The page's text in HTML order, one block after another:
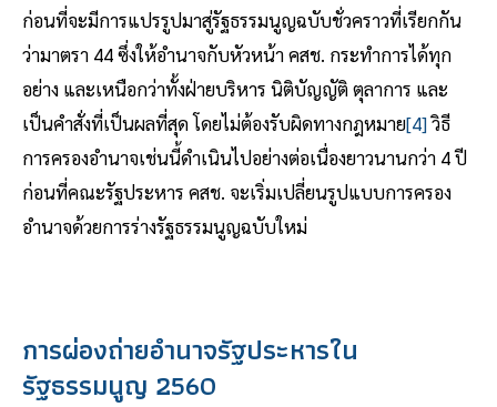
ก่อนที่จะมีการแปรรูปมาสู่รัฐธรรมนูญฉบับชั่วคราวที่เรียกกัน
ว่ามาตรา 44 ซึ่งให้อำนาจกับหัวหน้า คสช. กระทำการได้ทุก
อย่าง และเหนือกว่าทั้งฝ่ายบริหาร นิติบัญญัติ ตุลาการ และ
เป็นคำสั่งที่เป็นผลที่สุด โดยไม่ต้องรับผิดทางกฎหมาย[4]วิธี
การครองอำนาจเช่นนี้ดำเนินไปอย่างต่อเนื่องยาวนานกว่า 4 ปี
ก่อนที่คณะรัฐประหาร คสช. จะเริ่มเปลี่ยนรูปแบบการครอง
อำนาจด้วยการร่างรัฐธรรมนูญฉบับใหม่
การผ่องถ่ายอำนาจรัฐประหารใน
รัฐธรรมนูญ 2560